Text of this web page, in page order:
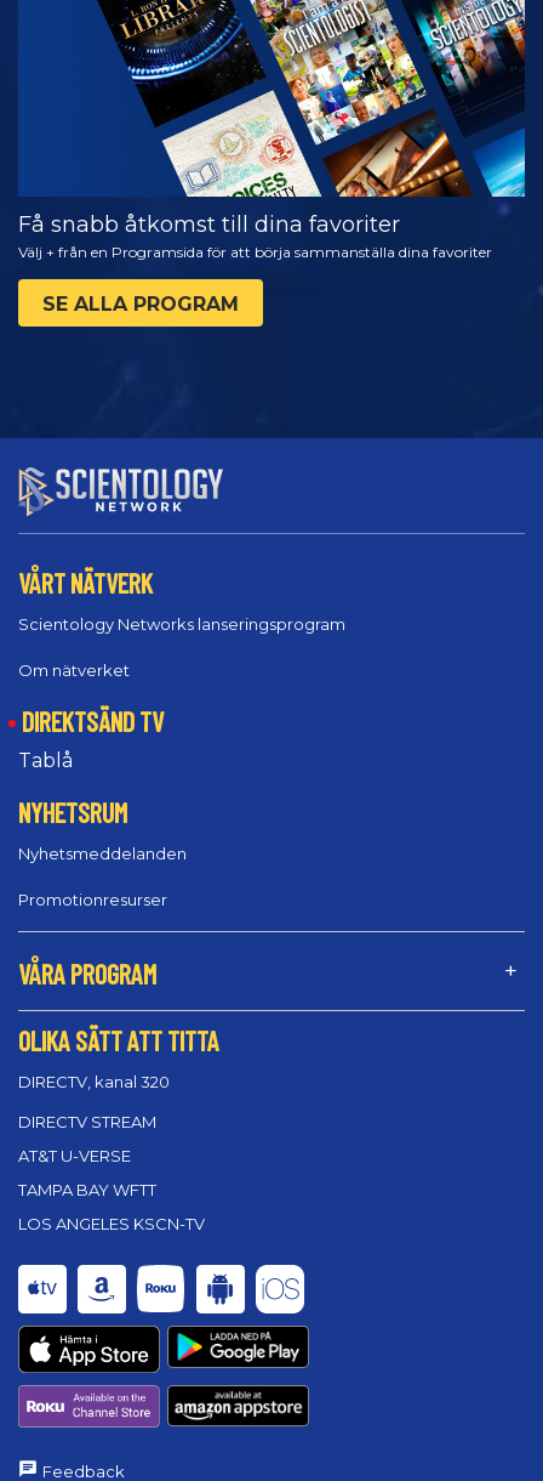
SERIEN
Få snabb åtkomst till dina favoriter
Välj + från en Programsida för att börja sammanställa dina favoriter
SE ALLA PROGRAM
VÅRT NÄTVERK
Scientology Networks lanseringsprogram
Om nätverket
DIREKTSÄND TV
Tablå
NYHETSRUM
Nyhetsmeddelanden
Promotionresurser
VÅRA PROGRAM
OLIKA SÄTT ATT TITTA
DIRECTV, kanal 320
DIRECTV STREAM
AT&T U-VERSE
TAMPA BAY WFTT
LOS ANGELES KSCN-TV
Feedback